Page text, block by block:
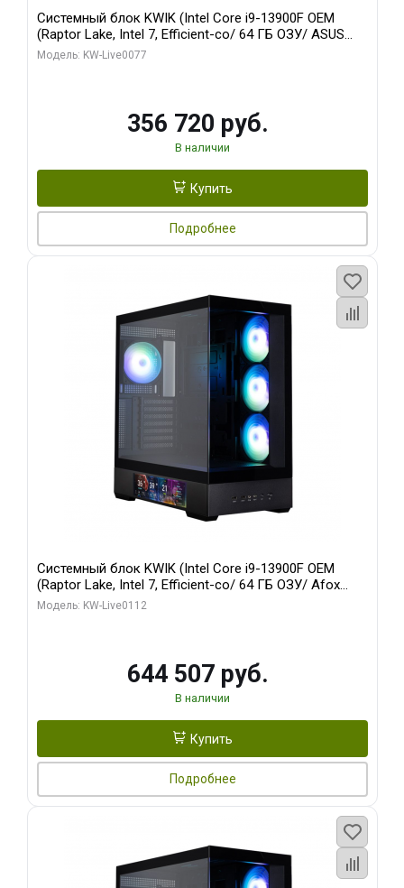
Системный блок KWIK (Intel Core i9-13900F OEM
(Raptor Lake, Intel 7, Efficient-co/ 64 ГБ ОЗУ/ ASUS
RTX5080 TUF GAMING OC 16GB GDDR7 256bit 3xDP 3x/
Модель: KW-Live0077
356 720 руб.
В наличии
Купить
Подробнее
Системный блок KWIK (Intel Core i9-13900F OEM
(Raptor Lake, Intel 7, Efficient-co/ 64 ГБ ОЗУ/ Afox
RTX4090 24GB GDDR6X 384-Bit 3xDP HDMI ATX Turbo/
Модель: KW-Live0112
644 507 руб.
В наличии
Купить
Подробнее